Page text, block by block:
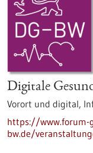
Digitale
Vorort und digital,
https://www.forum-
bw.de/